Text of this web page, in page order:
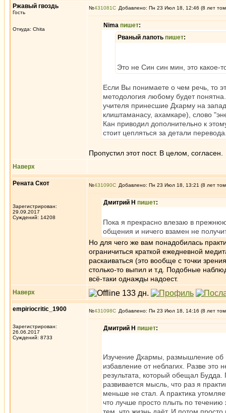
Ржавый гвоздь
Гость
Откуда: Chita
№431081 Добавлено: Пн 23 Июл 18, 12:46 (8 лет
Nima пишет:
Рваный лапоть пишет:
Это не Син син мин, это какое-
Если Вы понимаете о чем речь, то
методология любому будет
учителя принесшие Дхарму на
клиштаманасу, ахамкаре), слово
Кан приводил дополнительно к
стоит цепляться за детали
Пропустил этот пост. В целом, согласен.
Наверх
Рената Скот
Зарегистрирован:
29.09.2017
Суждений: 14208
№431090 Добавлено: Пн 23 Июл 18, 13:21 (8 лет
Дмитрий Н пишет:
Пока я прекрасно влезаю в
общения и ничего взамен не
Но для чего же вам понадобилась
ограничиться краткой ежедневной
раскаиваться (это вообще с точки
столько-то выпил и т.д. Подобные
всё-таки однажды надоест.
Наверх
empiriocritic_1900
Зарегистрирован:
26.06.2017
Суждений: 8733
№431098 Добавлено: Пн 23 Июл 18, 14:16 (8 лет
Дмитрий Н пишет:
Изучение Дхармы, размышление об
избавление от неблагих. Разве это
результата, который обещал Будда.
развивается мысль, что раз я
меньше не стал. А практика
что лучше просто плыть по